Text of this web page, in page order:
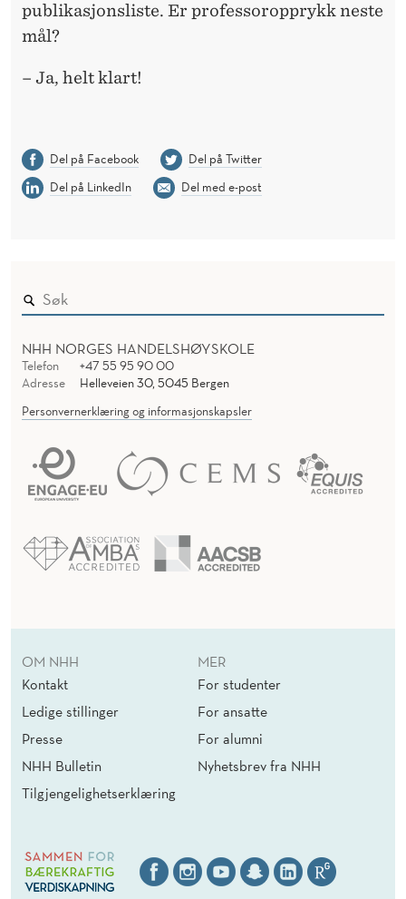
publikasjonsliste. Er professoropprykk neste
mål?
– Ja, helt klart!
Del på Facebook
Del på Twitter
Del på LinkedIn
Del med e-post
NHH NORGES HANDELSHØYSKOLE
Telefon
+47 55 95 90 00
Adresse
Helleveien 30, 5045 Bergen
Personvernerklæring og informasjonskapsler
OM NHH
Kontakt
Ledige stillinger
Presse
NHH Bulletin
Tilgjengelighetserklæring
MER
For studenter
For ansatte
For alumni
Nyhetsbrev fra NHH